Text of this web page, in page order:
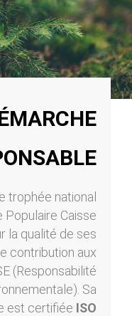
trophée national
Populaire Caisse
la qualité de ses
contribution aux
(Responsabilité
Sa
est certifiée ISO